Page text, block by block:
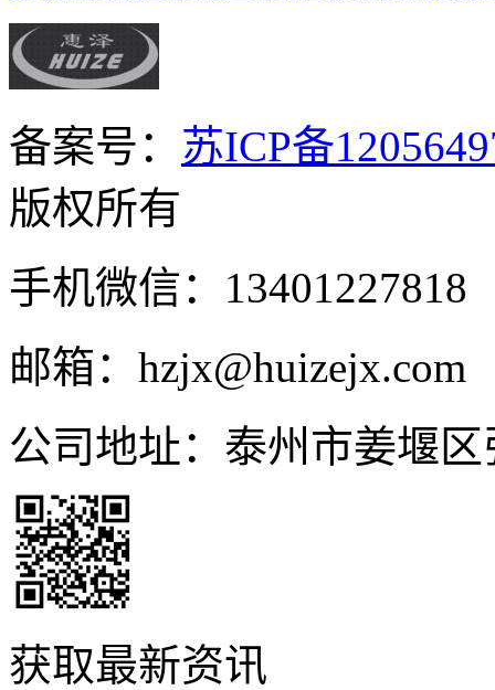
备案号： 苏ICP备
版权所有
手机微信：13401227818
邮箱：hzjx@huizejx.com
公司地址：泰州市姜堰
获取最新资讯